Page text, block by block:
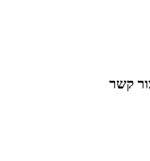
קשר